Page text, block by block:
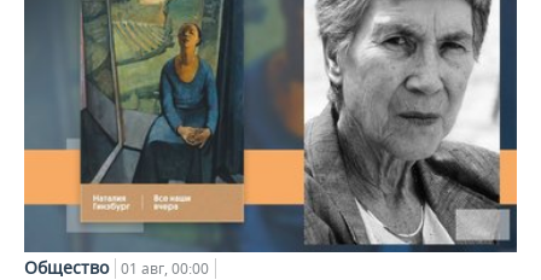
Общество 01 авг, 00:00